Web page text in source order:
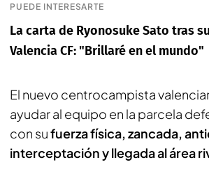
PUEDE INTERESARTE
La carta de Ryonosuke Sato tras
Valencia CF: "Brillaré en el mundo"
El nuevo centrocampista
ayudar al equipo en la parcela
con sufuerza física, zancada,
interceptación y llegada al área